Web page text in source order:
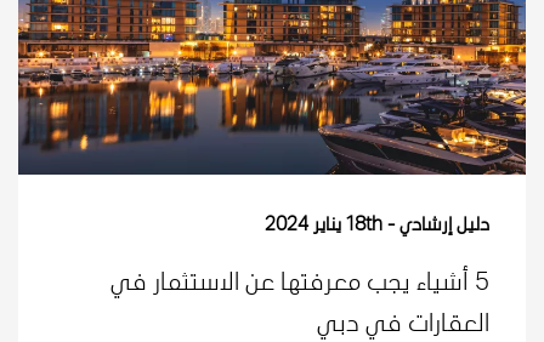
دليل إرشادي 18th يناير 2024
5 أشياء يجب معرفتها عن الاستثمار في
العقارات في دبي